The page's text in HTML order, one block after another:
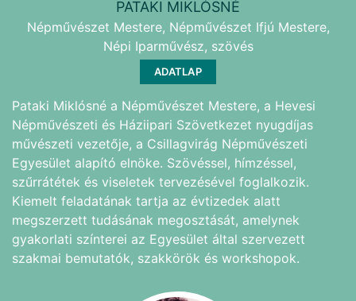
PATAKI MIKLÓSNÉ
Népművészet Mestere, Népművészet Ifjú Mestere,
Népi Iparművész, szövés
ADATLAP
Pataki Miklósné a Népművészet Mestere, a Hevesi
Népművészeti és Háziipari Szövetkezet nyugdíjas
művészeti vezetője, a Csillagvirág Népművészeti
Egyesület alapító elnöke. Szövéssel, hímzéssel,
szűrrátétek és viseletek tervezésével foglalkozik.
Kiemelt feladatának tartja az évtizedek alatt
megszerzett tudásának megosztását, amelynek
gyakorlati színterei az Egyesület által szervezett
szakmai bemutatók, szakkörök és workshopok.